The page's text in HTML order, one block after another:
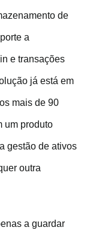
de
a
e transações
já está em
mais de 90
um produto
gestão de ativos
outra
a guardar